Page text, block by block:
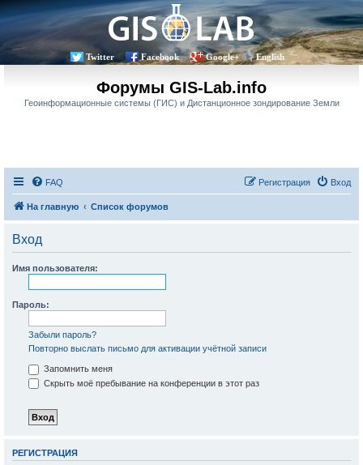
Twitter Facebook Google+ English
Форумы GIS-Lab.info
Геоинформационные системы (ГИС) и Дистанционное зондирование Земли
FAQ Вход
Регистрация
На главную Список форумов
Вход
Имя пользователя:
Пароль:
Забыли пароль?
Повторно выслать письмо для активации учётной записи
Запомнить меня
Скрыть моё пребывание на конференции в этот раз
РЕГИСТРАЦИЯ